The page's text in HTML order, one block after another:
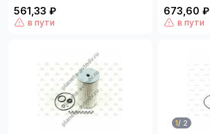
561,33 ₽
в пути
673,60 ₽
в пути
1/ 2